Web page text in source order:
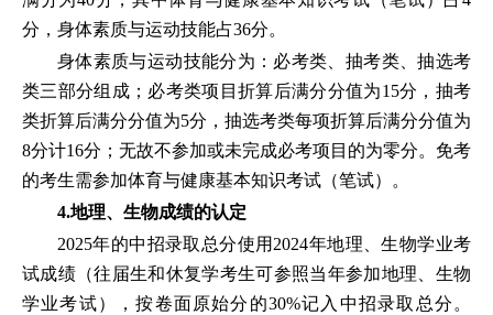
分，身体素质与运动技能占36分。
身体素质与运动技能分为：必考类、抽考类、抽选考
类三部分组成；必考类项目折算后满分分值为15分，抽考
类折算后满分分值为5分，抽选考类每项折算后满分分值为
8分计16分；无故不参加或未完成必考项目的为零分。免考
的考生需参加体育与健康基本知识考试（笔试）。
4.地理、生物成绩的认定
2025年的中招录取总分使用2024年地理、生物学业考
试成绩（往届生和休复学考生可参照当年参加地理、生物
学业考试），按卷面原始分的30%记入中招录取总分。